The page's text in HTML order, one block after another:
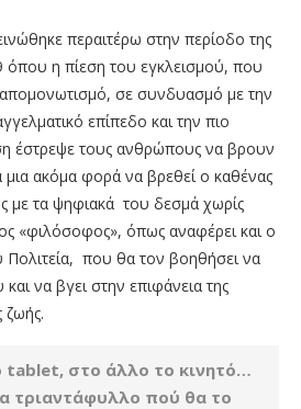
περαιτέρω στην περίοδο της
όπου η πίεση του εγκλεισμού, που
σε συνδυασμό με την
επίπεδο και την πιο
έστρεψε τους ανθρώπους να βρουν
μια ακόμα φορά να βρεθεί ο καθένας
με τα ψηφιακά του δεσμά χωρίς
«φιλόσοφος», όπως αναφέρει και ο
που θα τον βοηθήσει να
και να βγει στην επιφάνεια της
ζωής.
tablet, στο άλλο το κινητό…
τριαντάφυλλο πού θα το